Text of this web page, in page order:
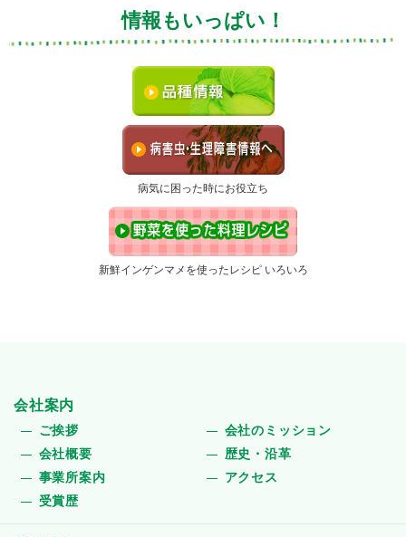
情報もいっぱい！
病気に困った時にお役立ち
新鮮インゲンマメを使ったレシピ いろいろ
会社案内
ご挨拶
会社のミッション
会社概要
歴史・沿革
事業所案内
アクセス
受賞歴